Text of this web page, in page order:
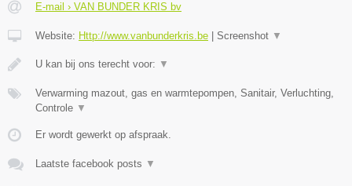
E-mail › VAN BUNDER KRIS bv
Website: Http://www.vanbunderkris.be Screenshot ▼
U kan bij ons terecht voor: ▼
Verwarming mazout, gas en warmtepompen, Sanitair, Verluchting,
Controle ▼
Er wordt gewerkt op afspraak.
Laatste facebook posts ▼